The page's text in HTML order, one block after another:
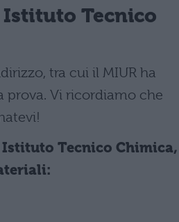
Tecnico
tra cui il MIUR ha
prova. Vi ricordiamo che
Tecnico Chimica,